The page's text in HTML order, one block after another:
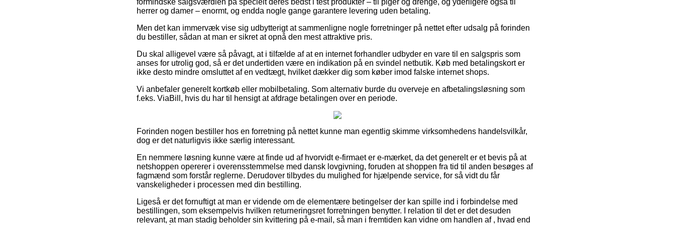
formindske salgsværdien på specielt deres bedst i test produkter – til piger og drenge, og yderligere også til
herrer og damer – enormt, og endda nogle gange garantere levering uden betaling.
Men det kan immervæk vise sig udbytterigt at sammenligne nogle forretninger på nettet efter udsalg på forinden
du bestiller, sådan at man er sikret at opnå den mest attraktive pris.
Du skal alligevel være så påvagt, at i tilfælde af at en internet forhandler udbyder en vare til en salgspris som
anses for utrolig god, så er det undertiden være en indikation på en svindel netbutik. Køb med betalingskort er
ikke desto mindre omsluttet af en vedtægt, hvilket dækker dig som køber imod falske internet shops.
Vi anbefaler generelt kortkøb eller mobilbetaling. Som alternativ burde du overveje en afbetalingsløsning som
f.eks. ViaBill, hvis du har til hensigt at afdrage betalingen over en periode.
Forinden nogen bestiller hos en forretning på nettet kunne man egentlig skimme virksomhedens handelsvilkår,
dog er det naturligvis ikke særlig interessant.
En nemmere løsning kunne være at finde ud af hvorvidt e-firmaet er e-mærket, da det generelt er et bevis på at
netshoppen opererer i overensstemmelse med dansk lovgivning, foruden at shoppen fra tid til anden besøges af
fagmænd som forstår reglerne. Derudover tilbydes du mulighed for hjælpende service, for så vidt du får
vanskeligheder i processen med din bestilling.
Ligeså er det fornuftigt at man er vidende om de elementære betingelser der kan spille ind i forbindelse med
bestillingen, som eksempelvis hvilken returneringsret forretningen benytter. I relation til det er det desuden
relevant, at man stadig beholder sin kvittering på e-mail, så man i fremtiden kan vidne om handlen af , hvad end